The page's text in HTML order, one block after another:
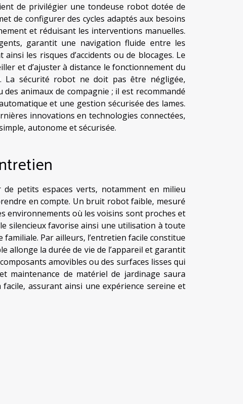
de privilégier une tondeuse robot dotée de
de configurer des cycles adaptés aux besoins
et réduisant les interventions manuelles.
garantit une navigation fluide entre les
les risques d’accidents ou de blocages. Le
et d’ajuster à distance le fonctionnement du
sécurité robot ne doit pas être négligée,
animaux de compagnie ; il est recommandé
et une gestion sécurisée des lames.
innovations en technologies connectées,
autonome et sécurisée.
petits espaces verts, notamment en milieu
en compte. Un bruit robot faible, mesuré
environnements où les voisins sont proches et
silencieux favorise ainsi une utilisation à toute
Par ailleurs, l’entretien facile constitue
allonge la durée de vie de l’appareil et garantit
amovibles ou des surfaces lisses qui
maintenance de matériel de jardinage saura
assurant ainsi une expérience sereine et